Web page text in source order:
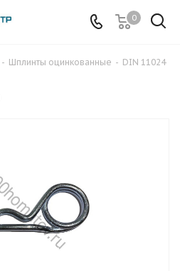
0
- Шплинты оцинкованные - DIN 11024